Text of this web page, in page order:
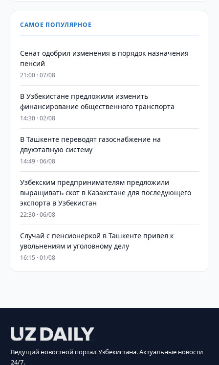
САМОЕ ПОПУЛЯРНОЕ
Сенат одобрил изменения в порядок назначения
пенсий
21:00 · 07/08
В Узбекистане предложили изменить
финансирование общественного транспорта
14:30 · 02/08
В Ташкенте переводят газоснабжение на
двухэтапную систему
14:49 · 06/08
Узбекским предпринимателям предложили
выращивать скот в Казахстане для последующего
экспорта в Узбекистан
22:30 · 06/08
Случай с пенсионеркой в Ташкенте привел к
увольнениям и уголовному делу
16:15 · 01/08
Ведущий новостной портал Узбекистана. Актуальные новости
24/7.